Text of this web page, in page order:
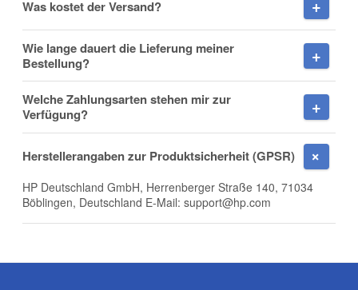
Firma
Was kostet der Versand?
Wie lange dauert die Lieferung meiner
Bestellung?
Welche Zahlungsarten stehen mir zur
Verfügung?
Herstellerangaben zur Produktsicherheit (GPSR)
HP Deutschland GmbH, Herrenberger Straße 140, 71034
Böblingen, Deutschland E-Mail: support@hp.com